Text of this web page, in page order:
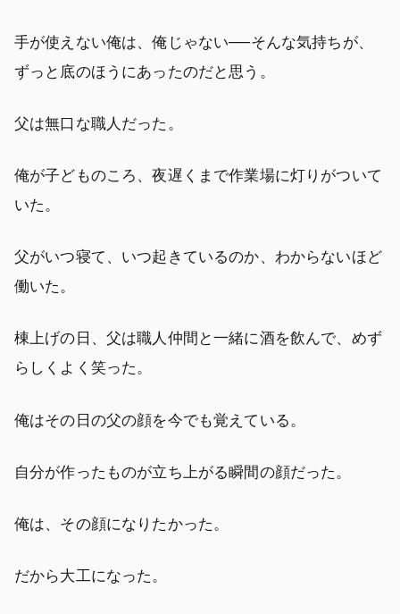
手が使えない俺は、俺じゃない──そんな気持ちが、
ずっと底のほうにあったのだと思う。
父は無口な職人だった。
俺が子どものころ、夜遅くまで作業場に灯りがついて
いた。
父がいつ寝て、いつ起きているのか、わからないほど
働いた。
棟上げの日、父は職人仲間と一緒に酒を飲んで、めず
らしくよく笑った。
俺はその日の父の顔を今でも覚えている。
自分が作ったものが立ち上がる瞬間の顔だった。
俺は、その顔になりたかった。
だから大工になった。